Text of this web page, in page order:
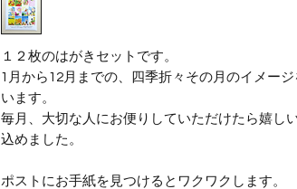
１２枚のはがきセットです。
1月から12月までの、四季折々その月のイメー
います。
毎月、大切な人にお便りしていただけたら嬉し
込めました。
ポストにお手紙を見つけるとワクワクします。